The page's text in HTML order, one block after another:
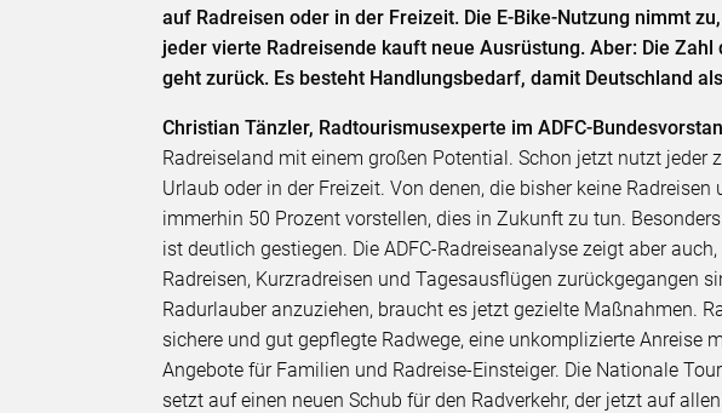
auf Radreisen oder in der Freizeit. Die E-Bike-Nutzung nimmt
jeder vierte Radreisende kauft neue Ausrüstung. Aber: Die
geht zurück. Es besteht Handlungsbedarf, damit Deutschland
Christian Tänzler, Radtourismusexperte im ADFC-
Radreiseland mit einem großen Potential. Schon jetzt nutzt jeder
Urlaub oder in der Freizeit. Von denen, die bisher keine
immerhin 50 Prozent vorstellen, dies in Zukunft zu tun.
ist deutlich gestiegen. Die ADFC-Radreiseanalyse zeigt aber
Radreisen, Kurzradreisen und Tagesausflügen zurückgegangen
Radurlauber anzuziehen, braucht es jetzt gezielte Maßnahmen.
sichere und gut gepflegte Radwege, eine unkomplizierte Anreise
Angebote für Familien und Radreise-Einsteiger. Die Nationale
setzt auf einen neuen Schub für den Radverkehr, der jetzt auf